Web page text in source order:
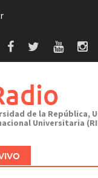
de la República,
Universitaria